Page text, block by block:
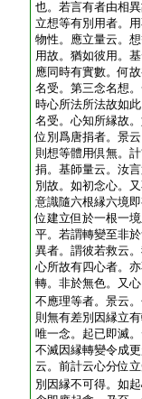
也。若言有者由相
立想等有別用者。
物性。應立量云。
用故。猶如彼用。
應同時有實數。何
名受。第三念名想
時心所法所法故如
名受。心知所縁故
位別爲唐捐者。景
則想等體用倶無。
捐。基師量云。汝
別故。如初念心。
意識隨六根縁六境
位建立但於一根一
平。若謂轉變至非
異者。謂彼若救云
心所故有四心者。
轉。非於無色。又
不應理等者。景云
則無有差別因縁立
唯一念。起已即滅
不滅因縁轉變令成
云。前計云心分位
別因縁不可得。如